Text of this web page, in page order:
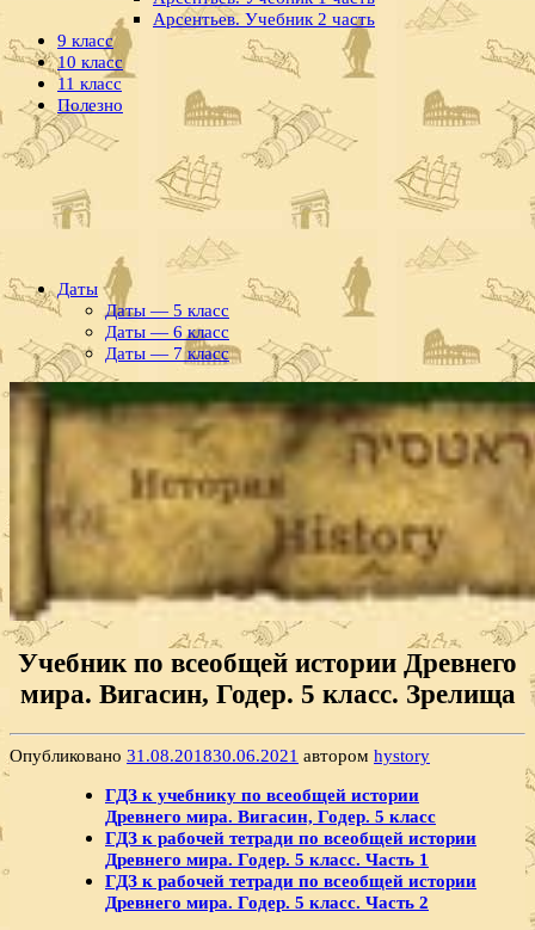
Арсентьев. Учебник 2 часть
9 класс
10 класс
11 класс
Полезно
Даты
Даты — 5 класс
Даты — 6 класс
Даты — 7 класс
Учебник по всеобщей истории Древнего
мира. Вигасин, Годер. 5 класс. Зрелища
Опубликовано 31.08.201830.06.2021 автором hystory
ГДЗ к учебнику по всеобщей истории
Древнего мира. Вигасин, Годер. 5 класс
ГДЗ к рабочей тетради по всеобщей истории
Древнего мира. Годер. 5 класс. Часть 1
ГДЗ к рабочей тетради по всеобщей истории
Древнего мира. Годер. 5 класс. Часть 2